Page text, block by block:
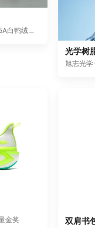
帕西爷爷/Grandpa Pacy·婴幼优选5A白鸭绒质量金奖
旭志光
金奖 双肩书